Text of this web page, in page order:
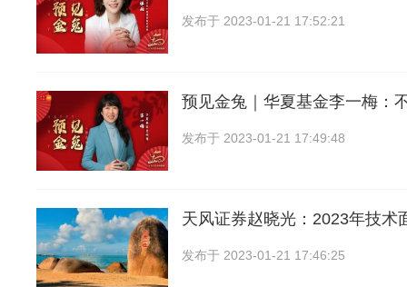
发布于 2023-01-21 17:52:21
预见金兔｜华夏基金李一梅：
发布于 2023-01-21 17:49:48
天风证券赵晓光：2023年技术
发布于 2023-01-21 17:46:25